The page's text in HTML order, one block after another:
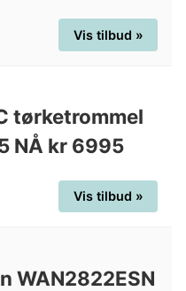
Vis tilbud »
tørketrommel
NÅ kr 6995
Vis tilbud »
WAN2822ESN